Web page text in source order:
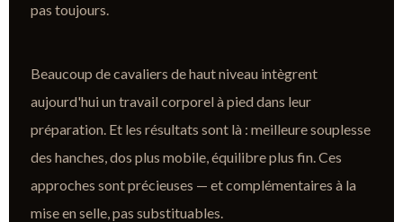
pas toujours.
Beaucoup de cavaliers de haut niveau intègrent
aujourd'hui un travail corporel à pied dans leur
préparation. Et les résultats sont là : meilleure souplesse
des hanches, dos plus mobile, équilibre plus fin. Ces
approches sont précieuses — et complémentaires à la
mise en selle, pas substituables.